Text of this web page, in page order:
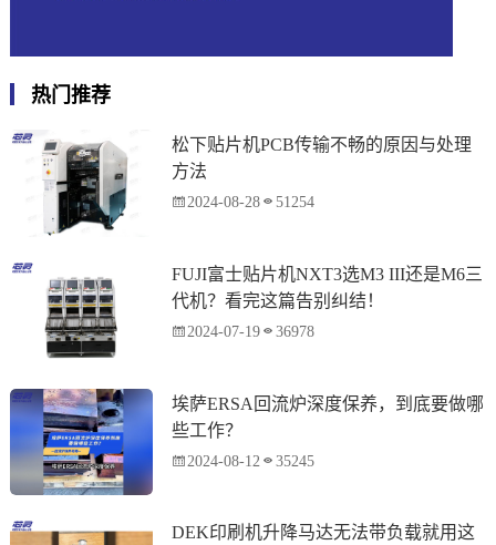
热门推荐
松下贴片机PCB传输不畅的原因与处理
方法
2024-08-28 51254
FUJI富士贴片机NXT3选M3 III还是M6三
代机？看完这篇告别纠结！
2024-07-19 36978
埃萨ERSA回流炉深度保养，到底要做哪
些工作？
2024-08-12 35245
DEK印刷机升降马达无法带负载就用这